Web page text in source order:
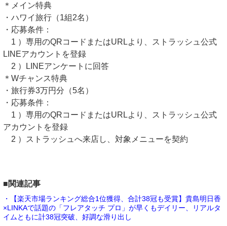
＊メイン特典
・ハワイ旅行（1組2名）
・応募条件：
1 ）専用のQRコードまたはURLより、ストラッシュ公式
LINEアカウントを登録
2 ）LINEアンケートに回答
＊Wチャンス特典
・旅行券3万円分（5名）
・応募条件：
1 ）専用のQRコードまたはURLより、ストラッシュ公式
アカウントを登録
2 ）ストラッシュへ来店し、対象メニューを契約
■関連記事
・【楽天市場ランキング総合1位獲得、合計38冠も受賞】貴島明日香
×LINKAで話題の「フレアタッチ プロ」が早くもデイリー、リアルタ
イムともに計38冠突破、好調な滑り出し